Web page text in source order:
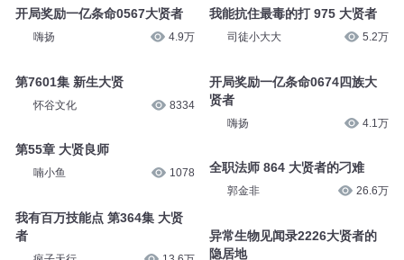
开局奖励一亿条命0567大贤者
嗨扬 4.9万
第7601集 新生大贤
怀谷文化 8334
第55章 大贤良师
喃小鱼 1078
我有百万技能点 第364集 大贤
者
我能抗住最毒的打 975 大贤者
司徒小大大 5.2万
开局奖励一亿条命0674四族大
贤者
嗨扬 4.1万
全职法师 864 大贤者的刁难
郭金非 26.6万
异常生物见闻录2226大贤者的
隐居地